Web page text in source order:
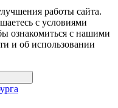
работы сайта.
с условиями
ознакомиться с нашими
и об использовании